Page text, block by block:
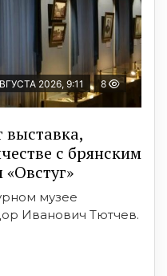
2026, 9:11 8
выставка,
с брянским
музее
Иванович Тютчев.